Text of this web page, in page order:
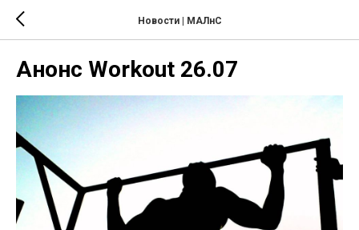
Новости | МАЛнС
Анонс Workout 26.07